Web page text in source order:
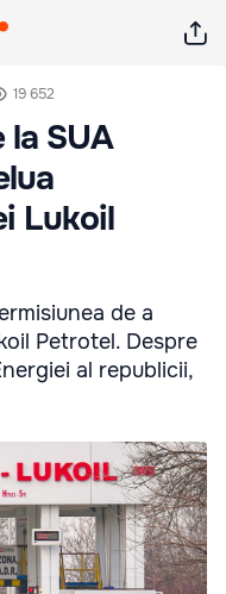
19 652
la SUA
Lukoil
de a
Petrotel. Despre
al republicii,